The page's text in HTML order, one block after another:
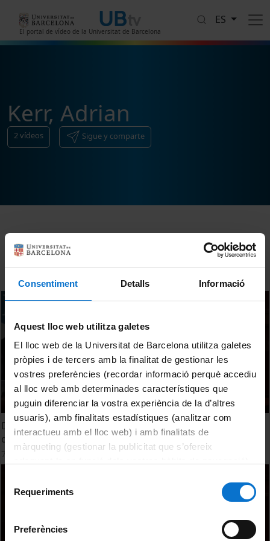
Consentiment Detalls Informació
Aquest lloc web utilitza galetes
El lloc web de la Universitat de Barcelona utilitza galetes
pròpies i de tercers amb la finalitat de gestionar les
vostres preferències (recordar informació perquè accediu
al lloc web amb determinades característiques que
puguin diferenciar la vostra experiència de la d’altres
usuaris), amb finalitats estadístiques (analitzar com
interactueu amb el lloc web) i amb finalitats de
màrqueting (gestionar la publicitat que s’ofereix
consultar laPolítica de galetes del lloc web de la
Requeriments
Preferències
El portal de vídeo de la Universitat de Barcelona
ES
Kerr, Adrian
2vídeos Sigue y comparte
Ordenar
Debate. 2nd Round table: Memorial otherness and
debates in recent European conflicts
7 Mayo, 2014